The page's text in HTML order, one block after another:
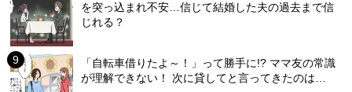
を突っ込まれ不安…信じて結婚した夫の過去まで信
じれる？
「自転車借りたよ～！」って勝手に!? ママ友の常識
が理解できない！ 次に貸してと言ってきたのは…